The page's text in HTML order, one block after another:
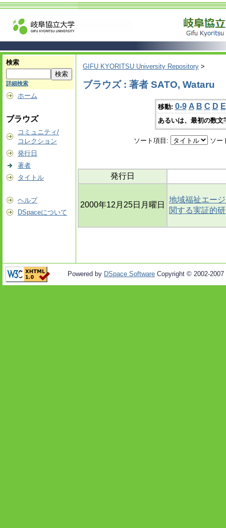
検索
詳細検索
ホーム
ブラウズ
コミュニティ/
コレクション
発行日
著者
タイトル
ヘルプ
DSpaceについて
GIFU KYORITSU University Repository >
ブラウズ : 著者 SATO, Wataru
移動: 0-9 A B C D E
あるいは、最初の数
ソート項目: ソー
発行日
2000年12月25日月曜日
地域福祉エー
関する実証的
Powered by DSpace Software Copyright © 2002-2007